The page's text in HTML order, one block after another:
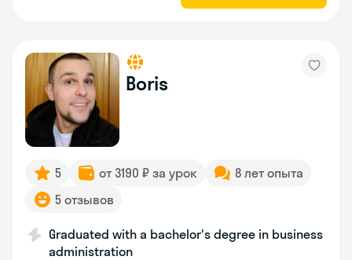
Boris
5 от 3190 ₽ за урок
8 лет опыта
5 отзывов
Graduated with a bachelor's degree in business
administration